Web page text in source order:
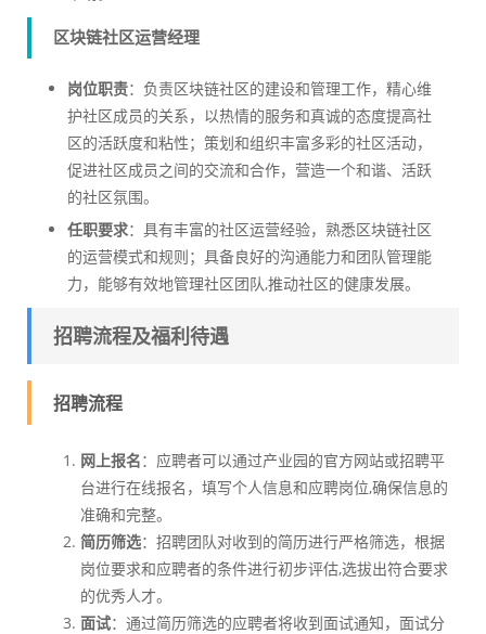
区块链社区运营经理
岗位职责：负责区块链社区的建设和管理工作，精心维
护社区成员的关系，以热情的服务和真诚的态度提高社
区的活跃度和粘性；策划和组织丰富多彩的社区活动，
促进社区成员之间的交流和合作，营造一个和谐、活跃
的社区氛围。
任职要求：具有丰富的社区运营经验，熟悉区块链社区
的运营模式和规则；具备良好的沟通能力和团队管理能
力，能够有效地管理社区团队,推动社区的健康发展。
招聘流程及福利待遇
招聘流程
网上报名：应聘者可以通过产业园的官方网站或招聘平
台进行在线报名，填写个人信息和应聘岗位,确保信息的
准确和完整。
简历筛选：招聘团队对收到的简历进行严格筛选，根据
岗位要求和应聘者的条件进行初步评估,选拔出符合要求
的优秀人才。
面试：通过简历筛选的应聘者将收到面试通知，面试分